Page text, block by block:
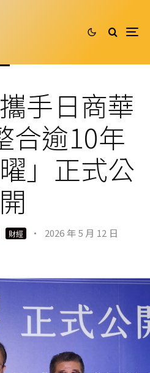
手日商華
合逾10年
」正式公
開
財經 · 2026 年 5 月 12 日